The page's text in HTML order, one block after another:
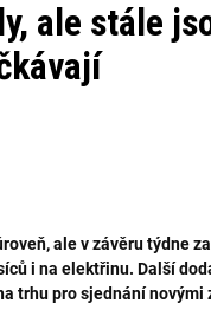
ale stále
ale v závěru týdne
i na elektřinu. Další
trhu pro sjednání